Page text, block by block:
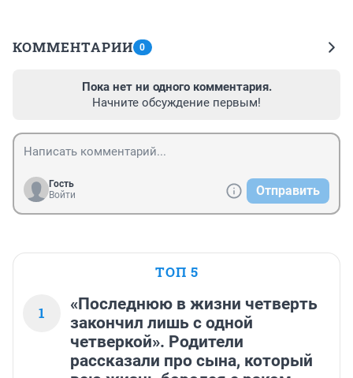
КОММЕНТАРИИ 0
Пока нет ни одного комментария.
Начните обсуждение первым!
Гость
Войти
Отправить
ТОП 5
1
«Последнюю в жизни четверть
закончил лишь с одной
четверкой». Родители
рассказали про сына, который